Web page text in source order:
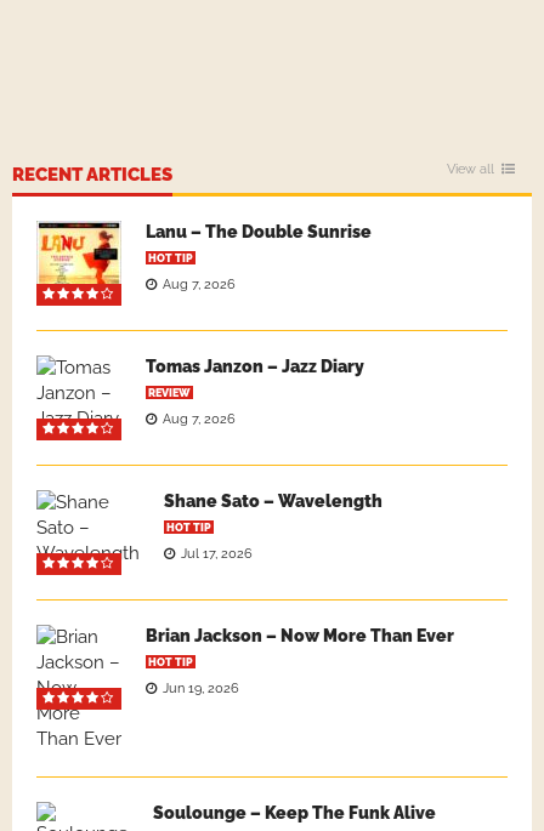
RECENT ARTICLES View all
Lanu – The Double Sunrise
HOT TIP
Aug 7, 2026
Tomas Janzon – Jazz Diary
REVIEW
Aug 7, 2026
Shane Sato – Wavelength
HOT TIP
Jul 17, 2026
Brian Jackson – Now More Than Ever
HOT TIP
Jun 19, 2026
Soulounge – Keep The Funk Alive